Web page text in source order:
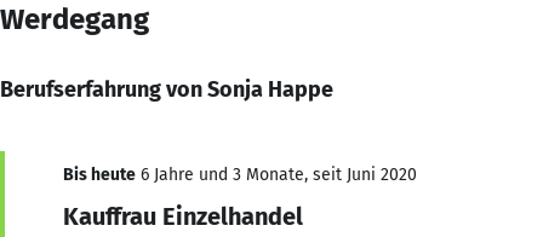
Werdegang
Berufserfahrung von Sonja Happe
Bis heute 6 Jahre und 3 Monate, seit Juni 2020
Kauffrau Einzelhandel